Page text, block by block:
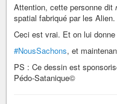
Attention, cette personne dit
spatial fabriqué par les Alien.
Ceci est vrai. Et on lui
#NousSachons, et
PS : Ce dessin est
Pédo-Satanique©